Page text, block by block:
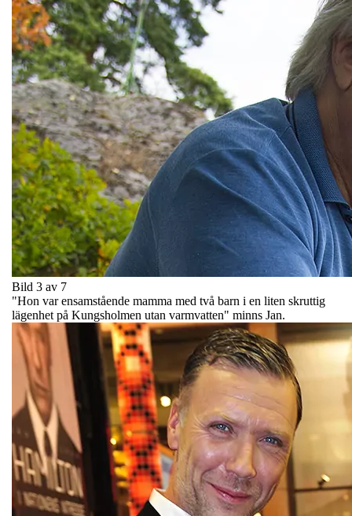
Bild 3 av 7
"Hon var ensamstående mamma med två barn i en liten skruttig
lägenhet på Kungsholmen utan varmvatten" minns Jan.